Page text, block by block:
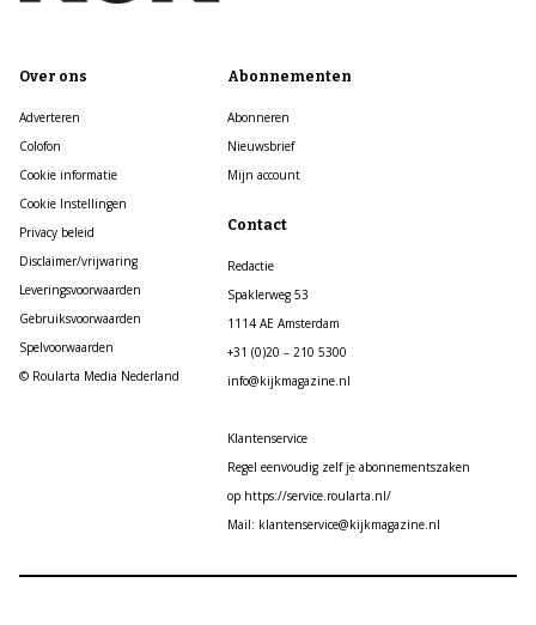
Over ons
Adverteren
Colofon
Cookie informatie
Cookie Instellingen
Privacy beleid
Disclaimer/vrijwaring
Leveringsvoorwaarden
Gebruiksvoorwaarden
Spelvoorwaarden
© Roularta Media Nederland
Abonnementen
Abonneren
Nieuwsbrief
Mijn account
Contact
Redactie
Spaklerweg 53
1114 AE Amsterdam
+31 (0)20 – 210 5300
info@kijkmagazine.nl
Klantenservice
Regel eenvoudig zelf je abonnementszaken
op https://service.roularta.nl/
Mail: klantenservice@kijkmagazine.nl